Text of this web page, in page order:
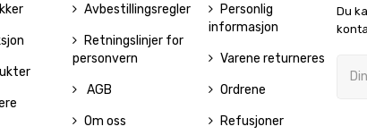
Avbestillingsregler
Retningslinjer for
personvern
AGB
Om oss
Personlig
informasjon
Varene returneres
Ordrene
Refusjoner
Du